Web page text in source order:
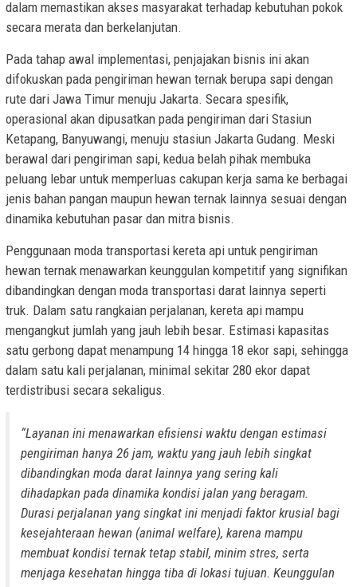
dalam memastikan akses masyarakat terhadap kebutuhan pokok
secara merata dan berkelanjutan.
Pada tahap awal implementasi, penjajakan bisnis ini akan
difokuskan pada pengiriman hewan ternak berupa sapi dengan
rute dari Jawa Timur menuju Jakarta. Secara spesifik,
operasional akan dipusatkan pada pengiriman dari Stasiun
Ketapang, Banyuwangi, menuju stasiun Jakarta Gudang. Meski
berawal dari pengiriman sapi, kedua belah pihak membuka
peluang lebar untuk memperluas cakupan kerja sama ke berbagai
jenis bahan pangan maupun hewan ternak lainnya sesuai dengan
dinamika kebutuhan pasar dan mitra bisnis.
Penggunaan moda transportasi kereta api untuk pengiriman
hewan ternak menawarkan keunggulan kompetitif yang signifikan
dibandingkan dengan moda transportasi darat lainnya seperti
truk. Dalam satu rangkaian perjalanan, kereta api mampu
mengangkut jumlah yang jauh lebih besar. Estimasi kapasitas
satu gerbong dapat menampung 14 hingga 18 ekor sapi, sehingga
dalam satu kali perjalanan, minimal sekitar 280 ekor dapat
terdistribusi secara sekaligus.
“Layanan ini menawarkan efisiensi waktu dengan estimasi
pengiriman hanya 26 jam, waktu yang jauh lebih singkat
dibandingkan moda darat lainnya yang sering kali
dihadapkan pada dinamika kondisi jalan yang beragam.
Durasi perjalanan yang singkat ini menjadi faktor krusial bagi
kesejahteraan hewan (animal welfare), karena mampu
membuat kondisi ternak tetap stabil, minim stres, serta
menjaga kesehatan hingga tiba di lokasi tujuan. Keunggulan